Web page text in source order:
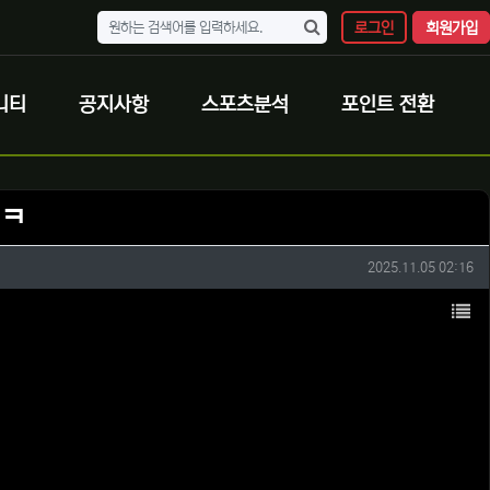
로그인 회원가입
티 공지사항 스포츠분석 포인트 전환
작성일
2025.11.05 02:16
목